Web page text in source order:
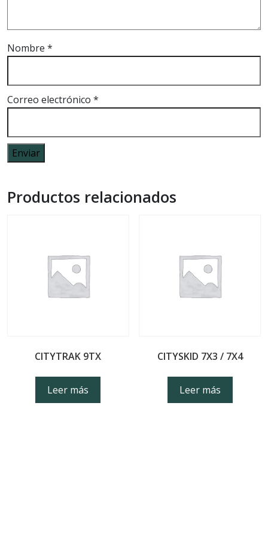
Nombre *
Correo electrónico *
Productos relacionados
CITYTRAK 9TX
Leer más
CITYSKID 7X3 / 7X4
Leer más